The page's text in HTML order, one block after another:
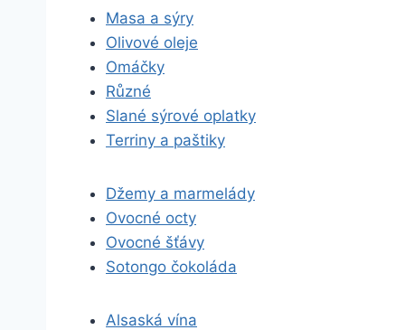
Masa a sýry
Olivové oleje
Omáčky
Různé
Slané sýrové oplatky
Terriny a paštiky
Džemy a marmelády
Ovocné octy
Ovocné šťávy
Sotongo čokoláda
Alsaská vína